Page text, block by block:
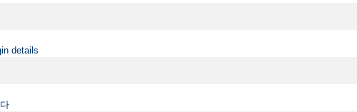
details